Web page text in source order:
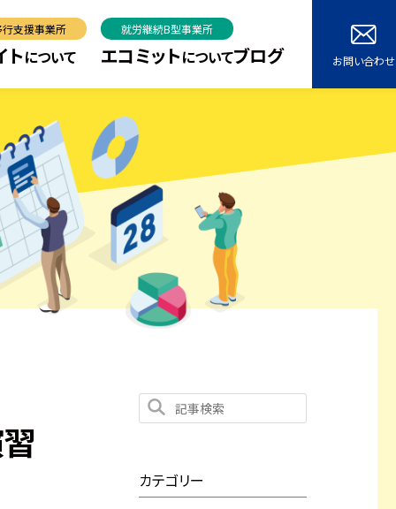
支援事業所
トについて
就労継続B型事業所
エコミットについてブログ お問い合わせ
カテゴリー